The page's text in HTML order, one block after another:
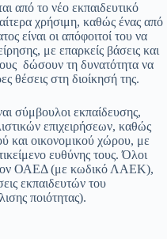
από το νέο εκπαιδευτικό
χρήσιμη, καθώς ένας από
είναι οι απόφοιτοί του να
με επαρκείς βάσεις και
δώσουν τη δυνατότητα να
θέσεις στη διοίκησή της.
σύμβουλοι εκπαίδευσης,
επιχειρήσεων, καθώς
και οικονομικού χώρου, με
ευθύνης τους. Όλοι
τον ΟΑΕΔ (με κωδικό ΛΑΕΚ),
εκπαιδευτών του
ποιότητας).